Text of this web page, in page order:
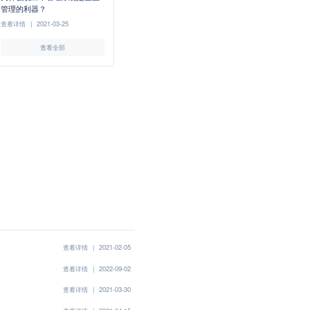
管理的利器？
查看详情 | 2021-03-25
查看全部
查看详情 | 2021-02-05
查看详情 | 2022-09-02
查看详情 | 2021-03-30